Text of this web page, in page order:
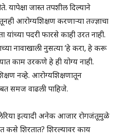
जास्त तपशील दिल्याने
आरोग्यशिक्षण करणाऱ्या तज्ज्ञाचा
यांच्या पदरी फारसे काही उरत नाही.
नावाखाली नुसत्या ‘हे करा, हे करू
काम उरकणे हे ही योग्य नाही.
नव्हे. आरोग्यशिक्षणातून
समज वाढली पाहिजे.
इत्यादी अनेक आजार रोगजंतूमुळे
कसे शिरतात? शिरल्यावर काय